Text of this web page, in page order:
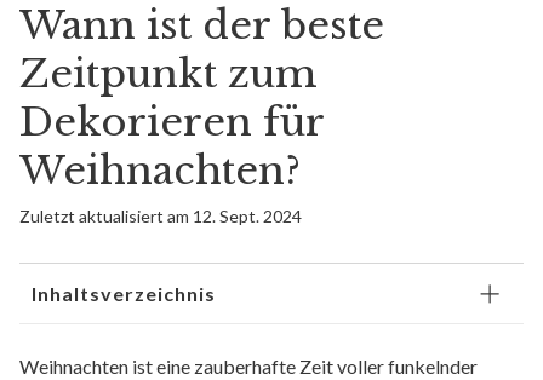
Wann ist der beste
Zeitpunkt zum
Dekorieren für
Weihnachten?
Zuletzt aktualisiert am 12. Sept. 2024
Inhaltsverzeichnis
Weihnachten ist eine zauberhafte Zeit voller funkelnder